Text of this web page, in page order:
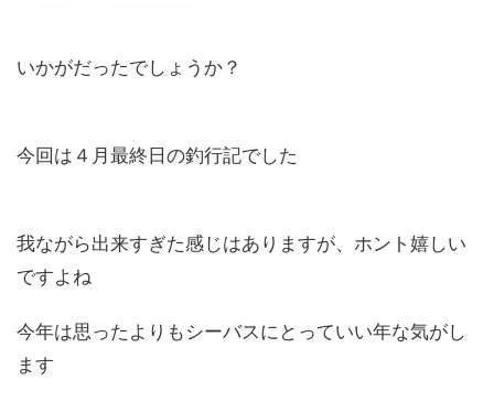
いかがだったでしょうか？
今回は４月最終日の釣行記でした
我ながら出来すぎた感じはありますが、ホント嬉しい
ですよね
今年は思ったよりもシーバスにとっていい年な気がし
ます